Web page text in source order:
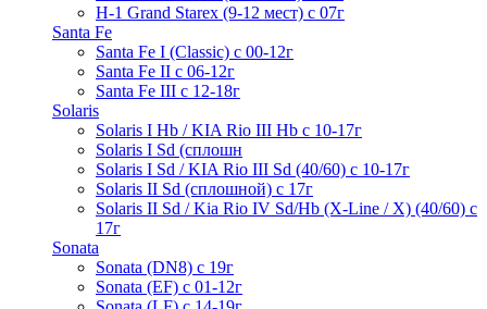
H-1 Grand Starex (9-12 мест) с 07г
Santa Fe
Santa Fe I (Classic) с 00-12г
Santa Fe II с 06-12г
Santa Fe III c 12-18г
Solaris
Solaris I Hb / KIA Rio III Hb с 10-17г
Solaris I Sd (сплошн
Solaris I Sd / KIA Rio III Sd (40/60) с 10-17г
Solaris II Sd (сплошной) с 17г
Solaris II Sd / Kia Rio IV Sd/Hb (X-Line / X) (40/60) с
17г
Sonata
Sonata (DN8) с 19г
Sonata (EF) с 01-12г